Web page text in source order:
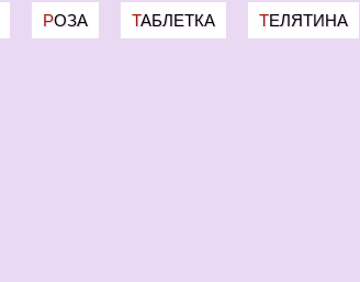
РОЗА ТАБЛЕТКА ТЕЛЯТИНА